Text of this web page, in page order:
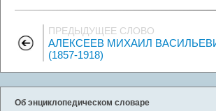
ПРЕДЫДУЩЕЕ СЛОВО
АЛЕКСЕЕВ МИХАИЛ
(1857-1918)
Об энциклопедическом словаре